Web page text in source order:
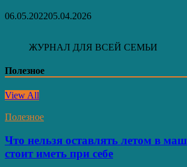
06.05.202205.04.2026
ЖУРНАЛ ДЛЯ ВСЕЙ СЕМЬИ
Полезное
View All
Полезное
Что нельзя оставлять летом в
стоит иметь при себе